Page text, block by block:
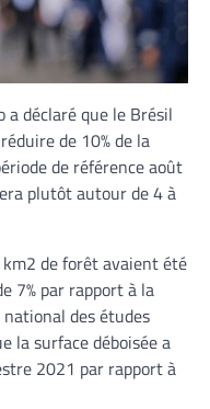
déclaré que le Brésil
de 10% de la
de référence août
plutôt autour de 4 à
de forêt avaient été
7% par rapport à la
des études
la surface déboisée a
2021 par rapport à